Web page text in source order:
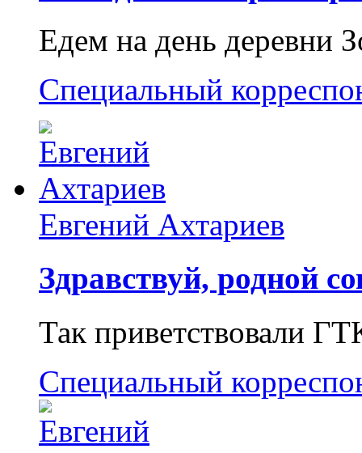
Едем на день деревни
Специальный
Евгений Ахтариев
Здравствуй, родной
Так приветствовали
Специальный